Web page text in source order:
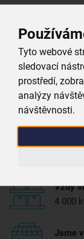
Tyto webové
sledovací
prostředí,
analýzy
návštěvnosti.
při
Zboží
Vždy
4 000
Jsme